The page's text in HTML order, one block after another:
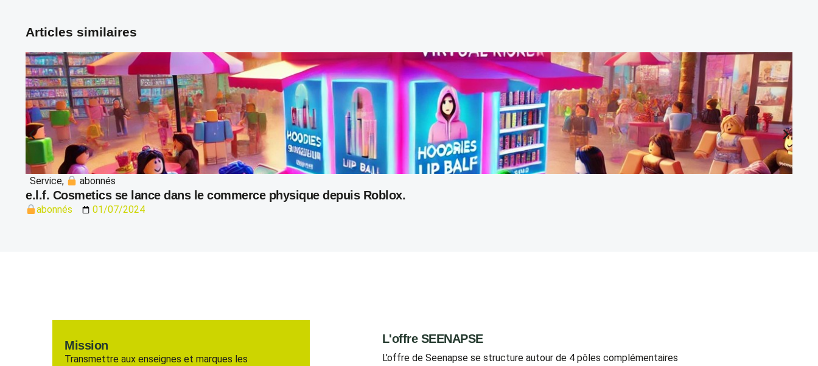
Articles similaires
Service, abonnés
e.l.f. Cosmetics se lance dans le commerce physique depuis Roblox.
abonnés 01/07/2024
Mission
Transmettre aux enseignes et marques les
L'offre SEENAPSE
L’offre de Seenapse se structure autour de 4 pôles complémentaires